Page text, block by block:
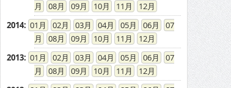
08
09 10 11
12
2014: 01 02 03 04 05 06
07
08
09 10 11
12
2013: 01 02 03 04 05 06
07
08
09 10 11
12